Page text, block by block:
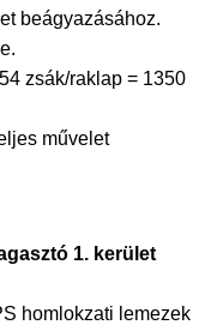
beágyazásához.
zsák/raklap = 1350
művelet
1. kerület
homlokzati lemezek